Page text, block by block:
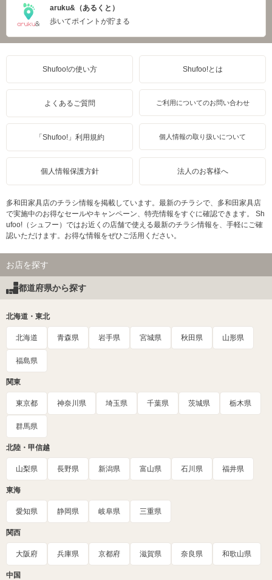
aruku&（あるくと）
歩いてポイントが貯まる
Shufoo!の使い方 Shufoo!とは
よくあるご質問 ご利用についてのお問い合わせ
「Shufoo!」利用規約 個人情報の取り扱いについて
個人情報保護方針 法人のお客様へ
多和田家具店のチラシ情報を掲載しています。最新のチラシで、多和田家具店
で実施中のお得なセールやキャンペーン、特売情報をすぐに確認できます。 Sh
ufoo!（シュフー）ではお近くの店舗で使える最新のチラシ情報を、手軽にご確
認いただけます。お得な情報をぜひご活用ください。
お店を探す
都道府県から探す
北海道・東北
北海道 青森県 岩手県 宮城県 秋田県 山形県
福島県
関東
東京都 神奈川県 埼玉県 千葉県 茨城県 栃木県
群馬県
北陸・甲信越
山梨県 長野県 新潟県 富山県 石川県 福井県
東海
愛知県 静岡県 岐阜県 三重県
関西
大阪府 兵庫県 京都府 滋賀県 奈良県 和歌山県
中国